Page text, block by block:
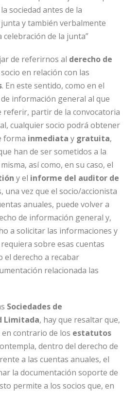
sociedad antes de la
y también verbalmente
de la junta”
de referirnos al derecho de
en relación con las
. En este sentido, como en el
información general al que
referir, partir de la convocatoria
cualquier socio podrá obtener
forma inmediata y gratuita,
han de ser sometidos a la
así como, en su caso, el
y el informe del auditor de
una vez que el socio/accionista
anuales, puede volver a
de información general y,
a solicitar las informaciones y
sobre esas cuentas
el derecho a recabar
relacionada las
Sociedades de
Limitada, hay que resaltar que,
contrario de los estatutos
dentro del derecho de
a las cuentas anuales, el
la documentación soporte de
permite a los socios que, en